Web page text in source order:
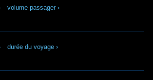
volume passager ›
durée du voyage ›